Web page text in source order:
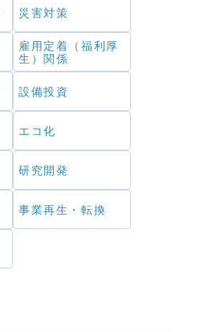
災害対策
雇用定着（福利厚
生）関係
設備投資
エコ化
研究開発
事業再生・転換